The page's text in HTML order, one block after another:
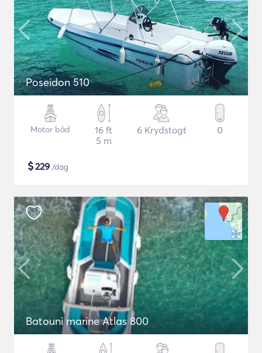
Poseidon 510
Motor båd
16 ft
5 m
6 Krydstogt 0
$229 /dag
Batouni marine Atlas 800